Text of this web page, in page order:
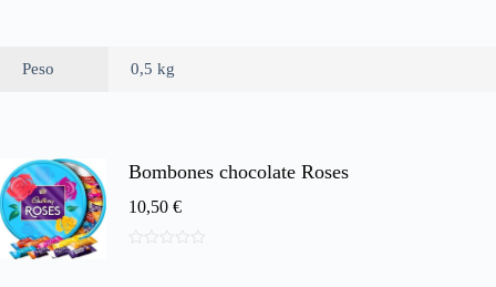
Peso 0,5 kg
Bombones chocolate Roses
10,50 €